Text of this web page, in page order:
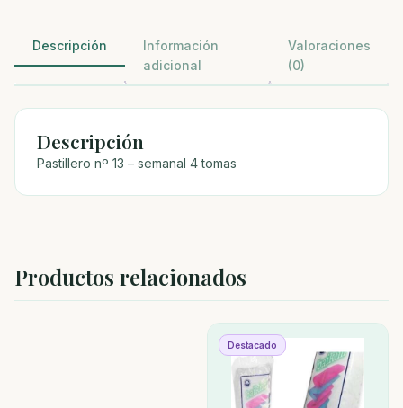
Descripción
Información
adicional
Valoraciones
(0)
Descripción
Pastillero nº 13 – semanal 4 tomas
Productos relacionados
Destacado